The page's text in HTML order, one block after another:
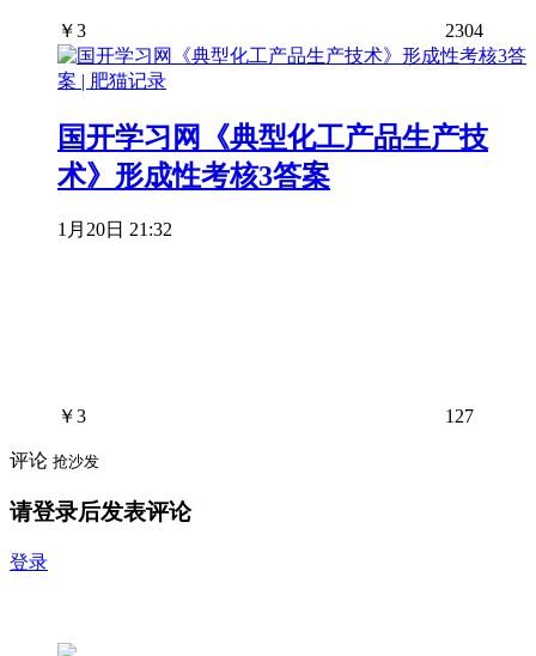
￥3 2304
国开学习网《典型化工产品生产技
术》形成性考核3答案
1月20日 21:32
￥3 127
评论 抢沙发
请登录后发表评论
登录